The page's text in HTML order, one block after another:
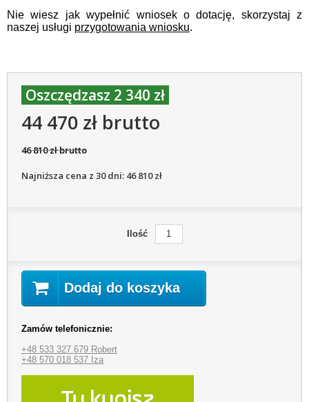
Nie wiesz jak wypełnić wniosek o dotację, skorzystaj z
naszej usługi przygotowania wniosku.
Oszczędzasz 2 340 zł
44 470 zł brutto
46 810 zł brutto
Najniższa cena z 30 dni: 46 810 zł
Ilość
Dodaj do koszyka
Zamów telefonicznie:
+48 533 327 679 Robert
+48 570 018 537 Iza